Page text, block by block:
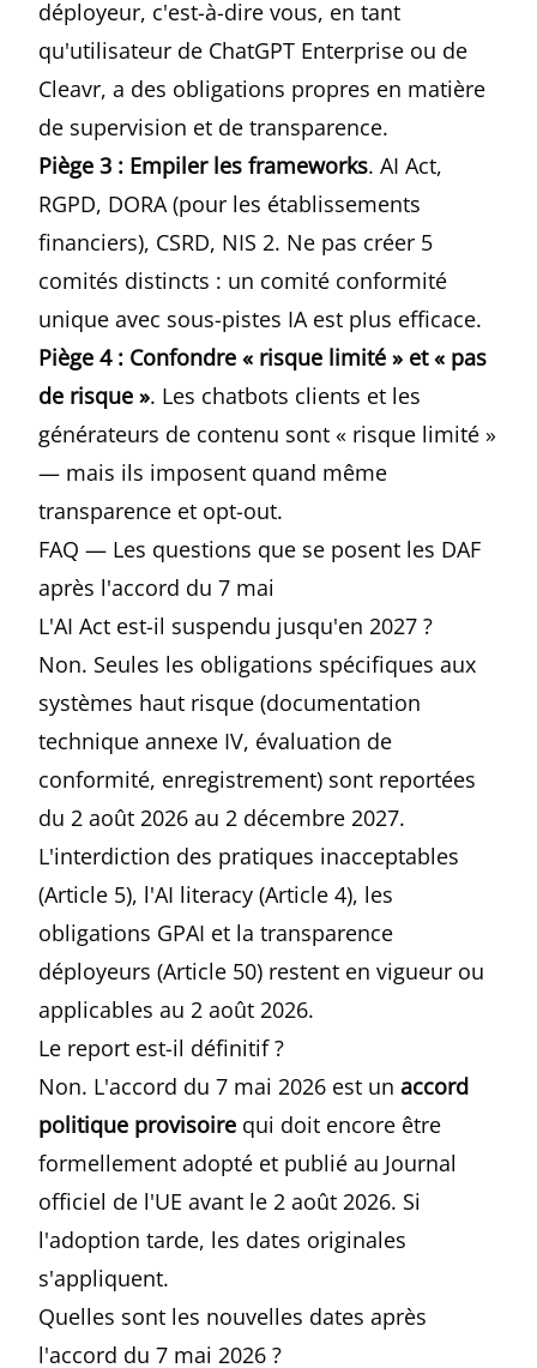
déployeur, c'est-à-dire vous, en tant
qu'utilisateur de ChatGPT Enterprise ou de
Cleavr, a des obligations propres en matière
de supervision et de transparence.
Piège 3 : Empiler les frameworks. AI Act,
RGPD, DORA (pour les établissements
financiers), CSRD, NIS 2. Ne pas créer 5
comités distincts : un comité conformité
unique avec sous-pistes IA est plus efficace.
Piège 4 : Confondre « risque limité » et « pas
de risque ». Les chatbots clients et les
générateurs de contenu sont « risque limité »
— mais ils imposent quand même
transparence et opt-out.
FAQ — Les questions que se posent les DAF
après l'accord du 7 mai
L'AI Act est-il suspendu jusqu'en 2027 ?
Non. Seules les obligations spécifiques aux
systèmes haut risque (documentation
technique annexe IV, évaluation de
conformité, enregistrement) sont reportées
du 2 août 2026 au 2 décembre 2027.
L'interdiction des pratiques inacceptables
(Article 5), l'AI literacy (Article 4), les
obligations GPAI et la transparence
déployeurs (Article 50) restent en vigueur ou
applicables au 2 août 2026.
Le report est-il définitif ?
Non. L'accord du 7 mai 2026 est un accord
politique provisoire qui doit encore être
formellement adopté et publié au Journal
officiel de l'UE avant le 2 août 2026. Si
l'adoption tarde, les dates originales
s'appliquent.
Quelles sont les nouvelles dates après
l'accord du 7 mai 2026 ?